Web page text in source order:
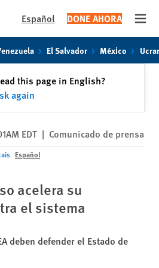
Español DONE AHORA
El Salvador México
this page in English?
again
EDT | Comunicado de prensa
Español
acelera su
el sistema
deben defender el Estado de